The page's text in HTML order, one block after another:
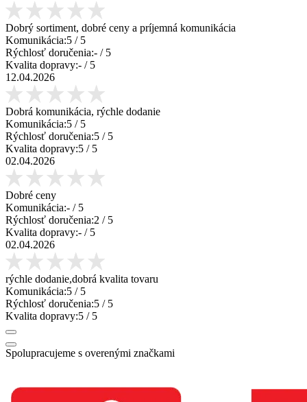
Dobrý sortiment, dobré ceny a príjemná komunikácia
Komunikácia:5 / 5
Rýchlosť doručenia:- / 5
Kvalita dopravy:- / 5
12.04.2026
Dobrá komunikácia, rýchle dodanie
Komunikácia:5 / 5
Rýchlosť doručenia:5 / 5
Kvalita dopravy:5 / 5
02.04.2026
Dobré ceny
Komunikácia:- / 5
Rýchlosť doručenia:2 / 5
Kvalita dopravy:- / 5
02.04.2026
rýchle dodanie,dobrá kvalita tovaru
Komunikácia:5 / 5
Rýchlosť doručenia:5 / 5
Kvalita dopravy:5 / 5
Spolupracujeme s overenými značkami